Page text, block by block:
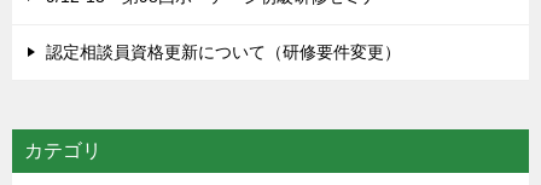
認定相談員資格更新について（研修要件変更）
カテゴリ